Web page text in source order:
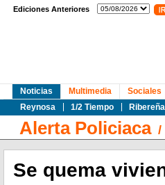
Ediciones Anteriores
Noticias
Reynosa
1/2 Tiempo Ribereña
Multimedia Sociales
Alerta Policiaca/
Se quema